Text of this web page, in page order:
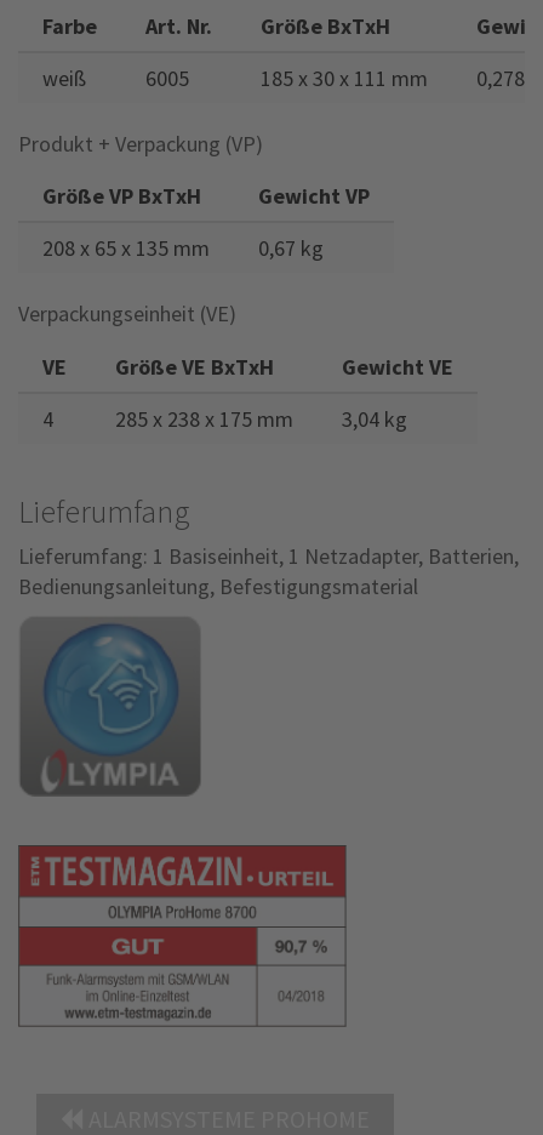
Farbe
Art. Nr. Größe BxTxH
weiß
6005 185 x 30 x 111 mm 0,278
Produkt + Verpackung (VP)
Größe VP BxTxH
Gewicht VP
208 x 65 x 135 mm
0,67 kg
Verpackungseinheit (VE)
VE
Größe VE BxTxH
Gewicht VE
4
285 x 238 x 175 mm 3,04 kg
Lieferumfang
Lieferumfang: 1 Basiseinheit, 1 Netzadapter, Batterien,
Bedienungsanleitung, Befestigungsmaterial